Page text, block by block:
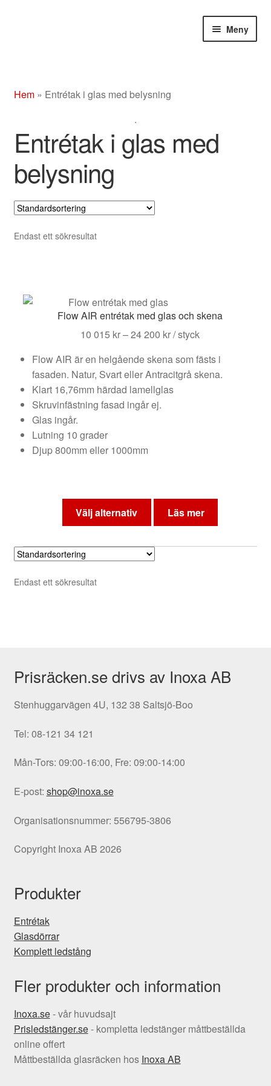
Meny
Om
Entrétak
Glasdörrar
Kompletta ledstänger
Hem» Entrétak i glas med belysning
Entrétak i glas med
belysning
Endast ett sökresultat
Flow AIR entrétak med glas och skena
10 015 kr–24 200 krPrisintervall:
015 kr
till
24
/ styck
Flow AIR är en helgående skena som fästs i
fasaden. Natur, Svart eller Antracitgrå skena.
Klart 16,76mm härdad lamellglas
Skruvinfästning fasad ingår ej.
Glas ingår.
Lutning 10 grader
Djup 800mm eller 1000mm
Välj alternativ
produkten
produktsidan
Läs mer
Endast ett sökresultat
.
Prisräcken.se drivs av Inoxa AB
Stenhuggarvägen 4U, 132 38 Saltsjö-Boo
Tel: 08-121 34 121
Mån-Tors: 09:00-16:00, Fre: 09:00-14:00
E-post: shop@inoxa.se
Organisationsnummer: 556795-3806
Copyright Inoxa AB 2026
Produkter
Entrétak
Glasdörrar
Komplett ledstång
Fler produkter och information
Inoxa.se- vår huvudsajt
Prisledstänger.se- kompletta ledstänger måttbeställda
online offert
Måttbeställda glasräcken hos Inoxa AB